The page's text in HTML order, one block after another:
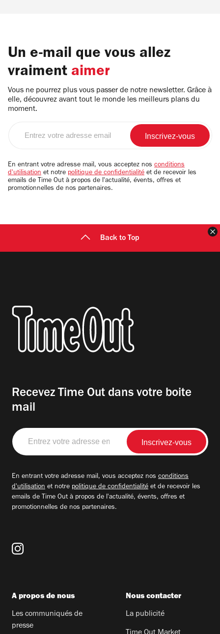
Un e-mail que vous allez
vraiment aimer
Vous ne pourrez plus vous passer de notre newsletter. Grâce à
elle, découvrez avant tout le monde les meilleurs plans du
moment.
email
En entrant votre adresse mail, vous acceptez nos conditions
d'utilisation et notre politique de confidentialité et de recevoir les
emails de Time Out à propos de l'actualité, évents, offres et
promotionnelles de nos partenaires.
Back to Top
Recevez Time Out dans votre boite
mail
Entrez
votre
adresse
En entrant votre adresse mail, vous acceptez nos conditions
d'utilisation et notre politique de confidentialité et de recevoir les
emails de Time Out à propos de l'actualité, évents, offres et
promotionnelles de nos partenaires.
A propos de nous
Les communiqués de
presse
Nous contacter
La publicité